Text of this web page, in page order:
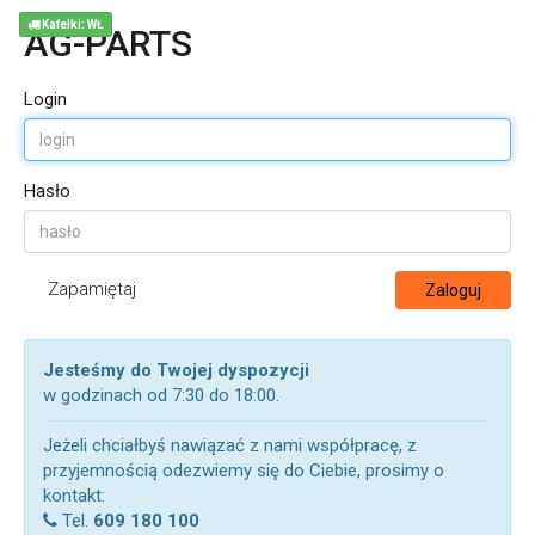
AG-PARTS
Login
Hasło
Zapamiętaj Zaloguj
Jesteśmy do Twojej dyspozycji
w godzinach od 7:30 do 18:00.
Jeżeli chciałbyś nawiązać z nami współpracę, z
przyjemnością odezwiemy się do Ciebie, prosimy o
kontakt:
Tel. 609 180 100
Kafelki: WŁ